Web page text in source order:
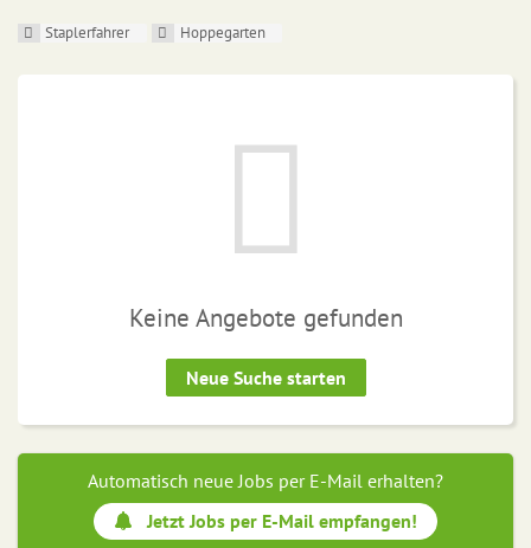
Staplerfahrer Hoppegarten
Keine Angebote gefunden
Neue Suche starten
Automatisch neue Jobs per E-Mail erhalten?
Jetzt Jobs per E-Mail empfangen!